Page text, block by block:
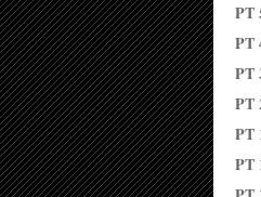
PT
PT
PT
PT
PT
PT